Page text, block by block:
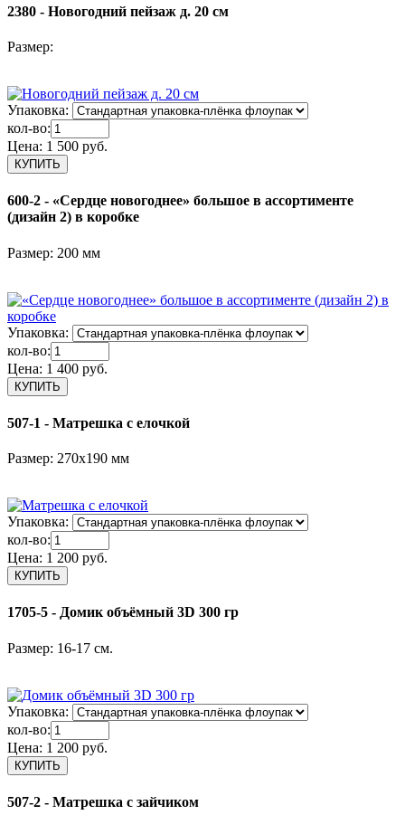
2380 - Новогодний пейзаж д. 20 см
Размер:
Упаковка:
кол-во:
Цена: 1 500 руб.
600-2 - «Сердце новогоднее» большое в ассортименте
(дизайн 2) в коробке
Размер: 200 мм
Упаковка:
кол-во:
Цена: 1 400 руб.
507-1 - Матрешка с елочкой
Размер: 270х190 мм
Упаковка:
кол-во:
Цена: 1 200 руб.
1705-5 - Домик объёмный 3D 300 гр
Размер: 16-17 см.
Упаковка:
кол-во:
Цена: 1 200 руб.
507-2 - Матрешка с зайчиком